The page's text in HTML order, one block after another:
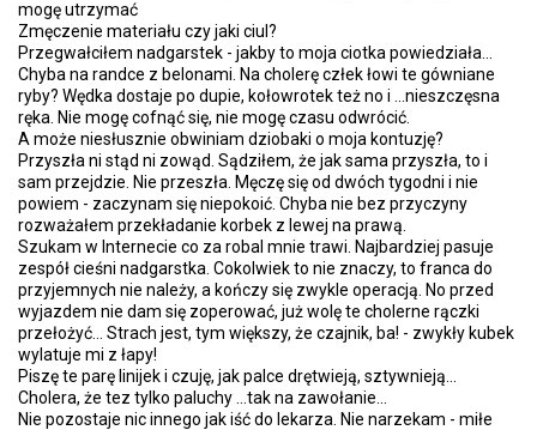
mogę utrzymać
Zmęczenie materiału czy jaki ciul?
Przegwałciłem nadgarstek - jakby to moja ciotka powiedziała...
Chyba na randce z belonami. Na cholerę człek łowi te gówniane
ryby? Wędka dostaje po dupie, kołowrotek też no i ...nieszczęsna
ręka. Nie mogę cofnąć się, nie mogę czasu odwrócić.
A może niesłusznie obwiniam dziobaki o moja kontuzję?
Przyszła ni stąd ni zowąd. Sądziłem, że jak sama przyszła, to i
sam przejdzie. Nie przeszła. Męczę się od dwóch tygodni i nie
powiem - zaczynam się niepokoić. Chyba nie bez przyczyny
rozważałem przekładanie korbek z lewej na prawą.
Szukam w Internecie co za robal mnie trawi. Najbardziej pasuje
zespół cieśni nadgarstka. Cokolwiek to nie znaczy, to franca do
przyjemnych nie należy, a kończy się zwykle operacją. No przed
wyjazdem nie dam się zoperować, już wolę te cholerne rączki
przełożyć... Strach jest, tym większy, że czajnik, ba! - zwykły kubek
wylatuje mi z łapy!
Piszę te parę linijek i czuję, jak palce drętwieją, sztywnieją...
Cholera, że tez tylko paluchy ...tak na zawołanie...
Nie pozostaje nic innego jak iść do lekarza. Nie narzekam - miłe